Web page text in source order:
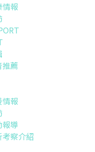
情報
薦
情報
導
察介紹